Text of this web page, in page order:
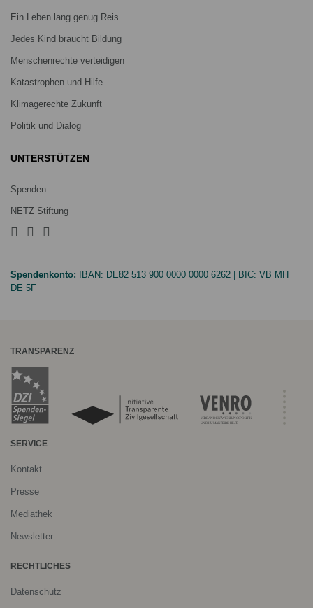
Ein Leben lang genug Reis
Jedes Kind braucht Bildung
Menschenrechte verteidigen
Katastrophen und Hilfe
Klimagerechte Zukunft
Politik und Dialog
UNTERSTÜTZEN
Spenden
NETZ Stiftung
Spendenkonto: IBAN: DE82 513 900 0000 0000 6262 | BIC: VB MH
DE 5F
TRANSPARENZ
SERVICE
Kontakt
Presse
Mediathek
Newsletter
RECHTLICHES
Datenschutz